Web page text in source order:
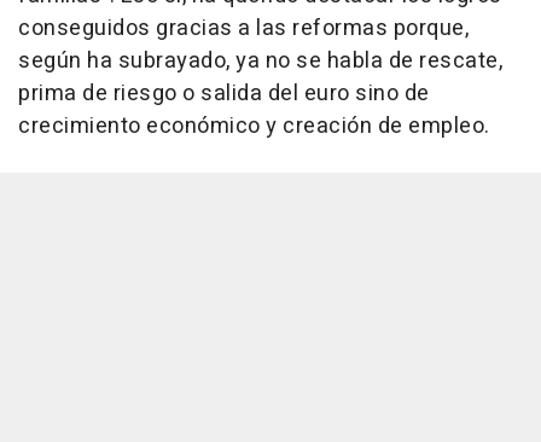
conseguidos gracias a las reformas porque,
según ha subrayado, ya no se habla de rescate,
prima de riesgo o salida del euro sino de
crecimiento económico y creación de empleo.